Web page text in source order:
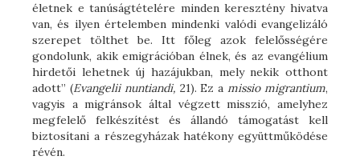
életnek e tanúságtételére minden keresztény hivatva
van, és ilyen értelemben mindenki valódi evangelizáló
szerepet tölthet be. Itt főleg azok felelősségére
gondolunk, akik emigrációban élnek, és az evangélium
hirdetői lehetnek új hazájukban, mely nekik otthont
adott” (Evangelii nuntiandi, 21). Ez amissio migrantium,
vagyis a migránsok által végzett misszió, amelyhez
megfelelő felkészítést és állandó támogatást kell
biztosítani a részegyházak hatékony együttműködése
révén.